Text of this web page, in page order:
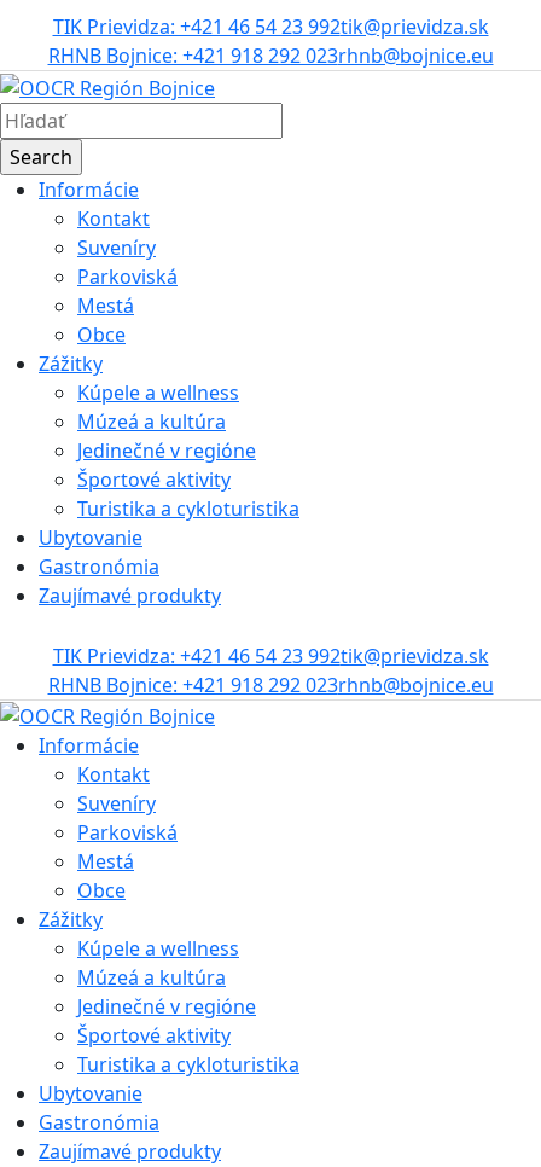
TIK Prievidza: +421 46 54 23 992tik@prievidza.sk
RHNB Bojnice: +421 918 292 023rhnb@bojnice.eu
Informácie
Kontakt
Suveníry
Parkoviská
Mestá
Obce
Zážitky
Kúpele a wellness
Múzeá a kultúra
Jedinečné v regióne
Športové aktivity
Turistika a cykloturistika
Ubytovanie
Gastronómia
Zaujímavé produkty
TIK Prievidza: +421 46 54 23 992tik@prievidza.sk
RHNB Bojnice: +421 918 292 023rhnb@bojnice.eu
Informácie
Kontakt
Suveníry
Parkoviská
Mestá
Obce
Zážitky
Kúpele a wellness
Múzeá a kultúra
Jedinečné v regióne
Športové aktivity
Turistika a cykloturistika
Ubytovanie
Gastronómia
Zaujímavé produkty